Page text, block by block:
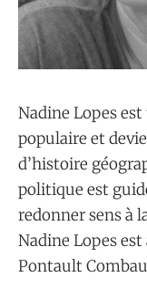
Nadine Lopes
populaire et
d’histoire
politique est
redonner sens à
Nadine Lopes
Pontault